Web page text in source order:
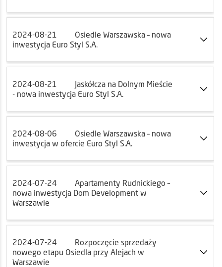
2024-08-21
Osiedle Warszawska – nowa
inwestycja Euro Styl S.A.
2024-08-21
Jaskółcza na Dolnym Mieście
- nowa inwestycja Euro Styl S.A.
2024-08-06
Osiedle Warszawska – nowa
inwestycja w ofercie Euro Styl S.A.
2024-07-24
Apartamenty Rudnickiego –
nowa inwestycja Dom Development w
Warszawie
2024-07-24
Rozpoczęcie sprzedaży
nowego etapu Osiedla przy Alejach w
Warszawie